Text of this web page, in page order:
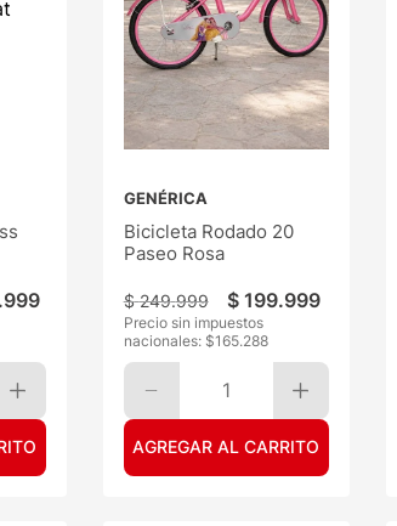
999
GENÉRICA
Bicicleta Rodado 20
Paseo Rosa
$ 249.999 $ 199.999
Precio sin impuestos
nacionales: $165.288
1
AGREGAR AL CARRITO